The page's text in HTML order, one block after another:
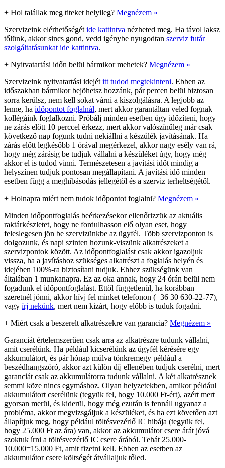
+ Hol talállak meg titeket helyileg? Megnézem »
Szervizeink elérhetőségét ide kattintva nézheted meg. Ha távol laksz
tőlünk, akkor sincs gond, vedd igénybe nyugodtan szerviz futár
szolgáltatásunkat ide kattintva.
+ Nyitvatartási időn belül bármikor mehetek? Megnézem »
Szervizeink nyitvatartási idejét itt tudod megtekinteni. Ebben az
időszakban bármikor bejöhetsz hozzánk, pár percen belül biztosan
sorra kerülsz, nem kell sokat várni a kiszolgálásra. A legjobb az
lenne, ha időpontot foglalnál, mert akkor garantáltan veled fognak
kollégáink foglalkozni. Próbálj minden esetben úgy időzíteni, hogy
ne zárás előtt 10 perccel érkezz, mert akkor valószínűleg már csak
következő nap fogunk tudni nekiállni a készülék javításának. Ha
zárás előtt legkésőbb 1 órával megérkezel, akkor nagy esély van rá,
hogy még zárásig be tudjuk vállalni a készüléket úgy, hogy még
akkor el is tudod vinni. Természetesen a javítási időt mindig a
helyszínen tudjuk pontosan megállapítani. A javítási idő minden
esetben függ a meghibásodás jellegétől és a szerviz terheltségétől.
+ Holnapra miért nem tudok időpontot foglalni? Megnézem »
Minden időpontfoglalás beérkezésekor ellenőrizzük az aktuális
raktárkészletet, hogy ne fordulhasson elő olyan eset, hogy
feleslegesen jön be szervizünkbe az ügyfél. Több szervizponton is
dolgozunk, és napi szinten hozunk-viszünk alkatrészeket a
szervizpontok között. Az időpontfoglalást csak akkor igazoljuk
vissza, ha a javításhoz szükséges alkatrészt a foglalás helyén és
idejében 100%-ra biztosítani tudjuk. Ehhez szükségünk van
általában 1 munkanapra. Ez az oka annak, hogy 24 órán belül nem
fogadunk el időpontfoglalást. Ettől függetlenül, ha korábban
szeretnél jönni, akkor hívj fel minket telefonon (+36 30 630-22-77),
vagy írj nekünk, mert nem kizárt, hogy előbb is tuduk fogadni.
+ Miért csak a beszerelt alkatrészekre van garancia? Megnézem »
Garanciát értelemszerűen csak arra az alkatrészre tudunk vállalni,
amit cserélünk. Ha például kicserélünk az ügyfél kérésére egy
akkumulátort, és pár hónap múlva tönkremegy például a
beszédhangszóró, akkor azt külön díj ellenében tudjuk cserélni, mert
garanciát csak az akkumulátorra tudunk vállalni. A két alkatrésznek
semmi köze nincs egymáshoz. Olyan helyzetekben, amikor például
akkumulátort cserélünk (tegyük fel, hogy 10.000 Ft-ért), azért mert
gyorsan merül, és kiderül, hogy még ezután is fennáll ugyanaz a
probléma, akkor megvizsgáljuk a készüléket, és ha ezt követően azt
állapítjuk meg, hogy például töltésvezérlő IC hibája (tegyük fel,
hogy 25.000 Ft az ára) van, akkor az akkumulátor csere árát jóvá
szoktuk írni a töltésvezérlő IC csere árából. Tehát 25.000-
10.000=15.000 Ft, amit fizetni kell. Ebben az esetben az
akkumulátor csere költségét átvállaljuk tőled.